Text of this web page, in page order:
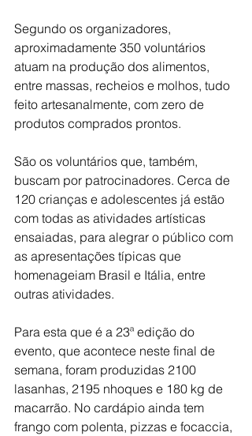
Segundo os organizadores,
aproximadamente 350 voluntários
atuam na produção dos alimentos,
entre massas, recheios e molhos, tudo
feito artesanalmente, com zero de
produtos comprados prontos.
São os voluntários que, também,
buscam por patrocinadores. Cerca de
120 crianças e adolescentes já estão
com todas as atividades artísticas
ensaiadas, para alegrar o público com
as apresentações típicas que
homenageiam Brasil e Itália, entre
outras atividades.
Para esta que é a 23ª edição do
evento, que acontece neste final de
semana, foram produzidas 2100
lasanhas, 2195 nhoques e 180 kg de
macarrão. No cardápio ainda tem
frango com polenta, pizzas e focaccia,